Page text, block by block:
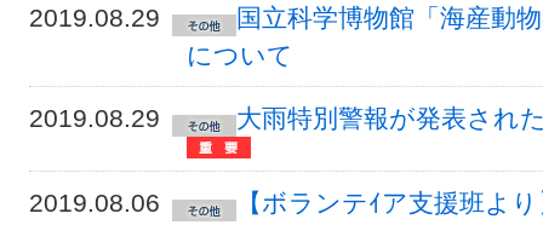
2019.08.29
国立科学博物館「海産動
について
2019.08.29 大雨特別警報が発表され
2019.08.06
【ボランテｲア支援班よ